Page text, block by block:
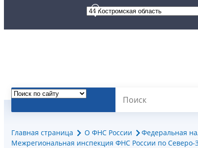
Главная страница О ФНС России Федеральная
Межрегиональная инспекция ФНС России по Северо-